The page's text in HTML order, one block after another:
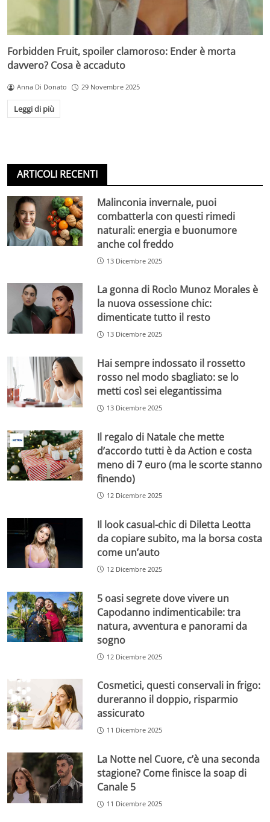
Forbidden Fruit, spoiler clamoroso: Ender è morta
davvero? Cosa è accaduto
Anna Di Donato 29 Novembre 2025
Leggi di più
ARTICOLI RECENTI
Malinconia invernale, puoi
combatterla con questi rimedi
naturali: energia e buonumore
anche col freddo
13 Dicembre 2025
La gonna di Rocìo Munoz Morales è
la nuova ossessione chic:
dimenticate tutto il resto
13 Dicembre 2025
Hai sempre indossato il rossetto
rosso nel modo sbagliato: se lo
metti così sei elegantissima
13 Dicembre 2025
Il regalo di Natale che mette
d’accordo tutti è da Action e costa
meno di 7 euro (ma le scorte stanno
finendo)
12 Dicembre 2025
Il look casual-chic di Diletta Leotta
da copiare subito, ma la borsa costa
come un’auto
12 Dicembre 2025
5 oasi segrete dove vivere un
Capodanno indimenticabile: tra
natura, avventura e panorami da
sogno
12 Dicembre 2025
Cosmetici, questi conservali in frigo:
dureranno il doppio, risparmio
assicurato
11 Dicembre 2025
La Notte nel Cuore, c’è una seconda
stagione? Come finisce la soap di
Canale 5
11 Dicembre 2025